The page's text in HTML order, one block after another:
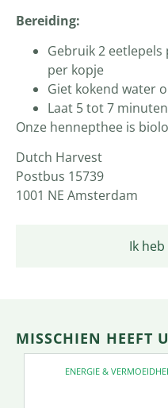
Ik
Bereiding:
Gebruik 2
per kopje
Giet kokend water
Laat 5 tot 7
Onze hennepthee is
Dutch Harvest
Postbus 15739
1001 NE Amsterdam
MISSCHIEN HEEFT
ENERGIE &